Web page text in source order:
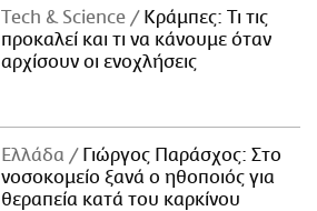
Τech & Science
Κράμπες: Τι τις
προκαλεί και τι να κάνουμε όταν
αρχίσουν οι ενοχλήσεις
Ελλάδα
Γιώργος Παράσχος: Στο
νοσοκομείο ξανά ο ηθοποιός για
θεραπεία κατά του καρκίνου